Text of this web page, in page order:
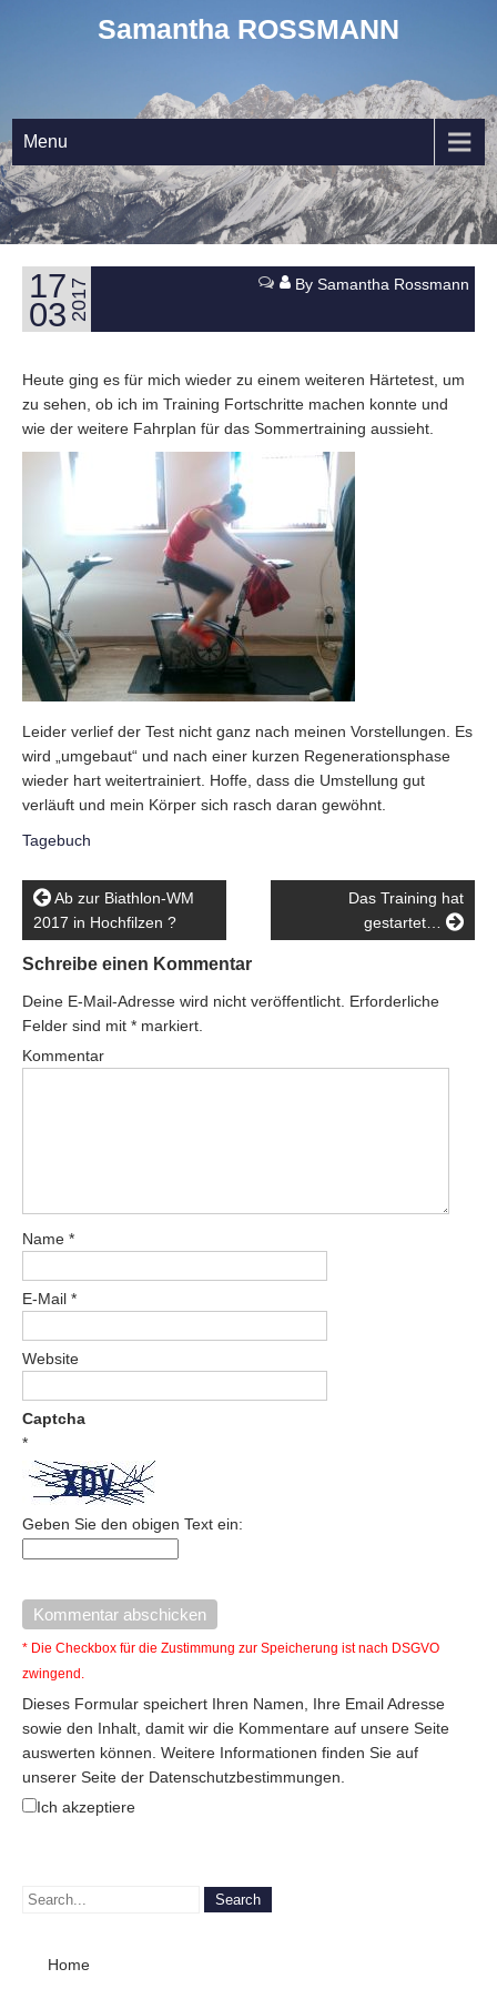
Samantha ROSSMANN
Menu
17
032017 By Samantha Rossmann
Heute ging es für mich wieder zu einem weiteren Härtetest, um
zu sehen, ob ich im Training Fortschritte machen konnte und
wie der weitere Fahrplan für das Sommertraining aussieht.
Leider verlief der Test nicht ganz nach meinen Vorstellungen. Es
wird „umgebaut“ und nach einer kurzen Regenerationsphase
wieder hart weitertrainiert. Hoffe, dass die Umstellung gut
verläuft und mein Körper sich rasch daran gewöhnt.
Tagebuch
Ab zur Biathlon-WM
2017 in Hochfilzen ?
Das Training hat
gestartet…
Schreibe einen Kommentar
Deine E-Mail-Adresse wird nicht veröffentlicht. Erforderliche
Felder sind mit * markiert.
Kommentar
Name *
E-Mail *
Website
Captcha
*
Geben Sie den obigen Text ein:
* Die Checkbox für die Zustimmung zur Speicherung ist nach DSGVO
zwingend.
Dieses Formular speichert Ihren Namen, Ihre Email Adresse
sowie den Inhalt, damit wir die Kommentare auf unsere Seite
auswerten können. Weitere Informationen finden Sie auf
unserer Seite der Datenschutzbestimmungen.
Ich akzeptiere
Home